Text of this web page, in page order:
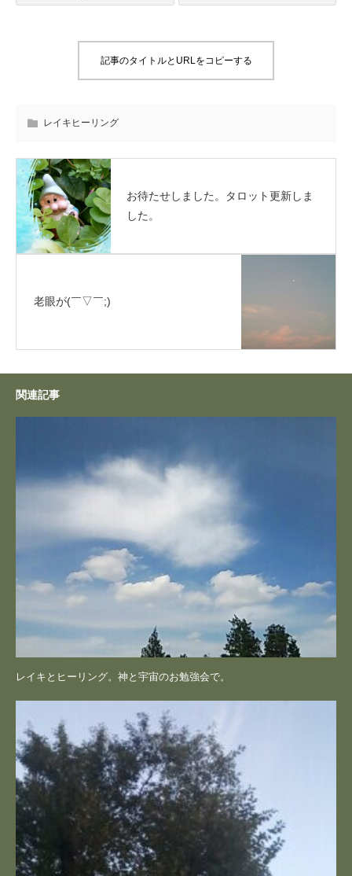
記事のタイトルとURLをコピーする
レイキヒーリング
お待たせしました。タロット更新しま
した。
老眼が(￣▽￣;)
関連記事
レイキとヒーリング。神と宇宙のお勉強会で。